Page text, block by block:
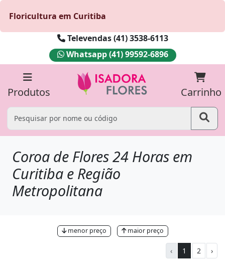
Floricultura em Curitiba
Televendas (41) 3538-6113
Whatsapp (41) 99592-6896
Produtos Carrinho
Coroa de Flores 24 Horas em
Curitiba e Região
Metropolitana
menor preço maior preço
‹ 1 2 ›